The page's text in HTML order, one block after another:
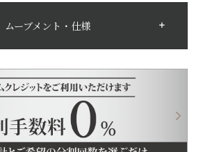
ムーブメント・仕様